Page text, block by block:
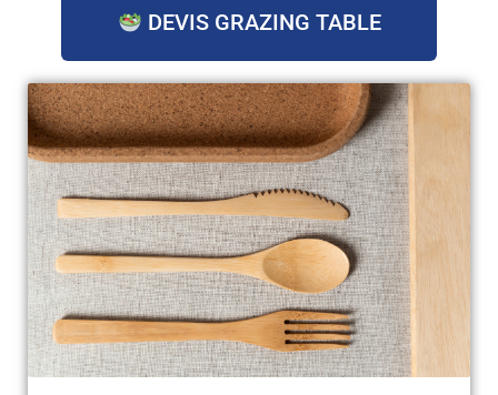
DEVIS GRAZING TABLE